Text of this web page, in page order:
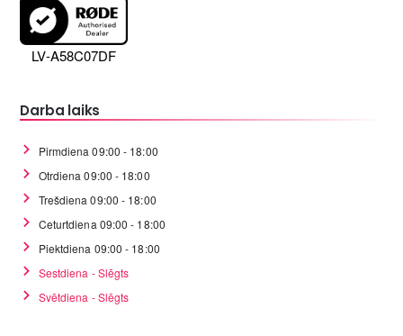
LV-A58C07DF
Darba laiks
Pirmdiena 09:00 - 18:00
Otrdiena 09:00 - 18:00
Trešdiena 09:00 - 18:00
Ceturtdiena 09:00 - 18:00
Piektdiena 09:00 - 18:00
Sestdiena - Slēgts
Svētdiena - Slēgts